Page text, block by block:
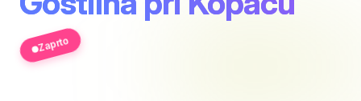
Zaprto